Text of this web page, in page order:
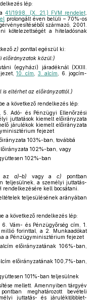
lép:
a41/1998. (X. 21.) FVM rendelet
prolongált éven belüli – 70%-os
származó, 2001.
kötelezettségét a hiteladósnak
z) ponttal egészül ki:
előirányzatok közül:)
(egyházi) járadéknál (XXIII.
10. cím 3. alcím
, 6. jogcím-
is eltérhet az előirányzattól.)
a következő rendelkezés lép:
5. Adó- és Pénzügyi Ellenőrzési
juttatások kiemelt előirányzata
járulékok kiemelt előirányzata
fejezet
103%-ban, továbbá
102%-ban, vagy
102%-ban
az a)–b) vagy ac)
pontban
teljesülnek, a személyi juttatás-
kell bocsátani.
teljesülésének arányában
a következő rendelkezés lép:
Vám- és Pénzügyőrség cím, 1.
forinttal, a 2. Munkaadókat
a Pénzügyminisztérium fejezet
előirányzatának 106%-ban,
előirányzatának 100,7%-ban,
101%-ban teljesülnek
mellett. Amennyiben tárgyév
pontban meghatározott bevételi
juttatás- és járuléktöbblet-